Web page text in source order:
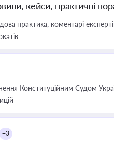
кейси, практичні
практика, коментарі
Конституційним Судом
+3